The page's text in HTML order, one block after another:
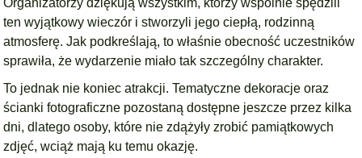
Organizatorzy dziękują wszystkim, którzy wspólnie spędzili
ten wyjątkowy wieczór i stworzyli jego ciepłą, rodzinną
atmosferę. Jak podkreślają, to właśnie obecność uczestników
sprawiła, że wydarzenie miało tak szczególny charakter.
To jednak nie koniec atrakcji. Tematyczne dekoracje oraz
ścianki fotograficzne pozostaną dostępne jeszcze przez kilka
dni, dlatego osoby, które nie zdążyły zrobić pamiątkowych
zdjęć, wciąż mają ku temu okazję.